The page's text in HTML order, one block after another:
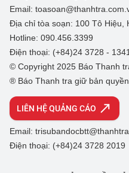
Email:
Địa chỉ tòa soạn: 100 Tô Hiệu,
Hotline: 090.456.3399
Điện thoại: (+84)24 3728 -
© Copyright 2025 Báo Thanh
® Báo Thanh tra giữ bản
LIÊN HỆ QUẢNG CÁO
Email:
Điện thoại: (+84)24 3728 2019